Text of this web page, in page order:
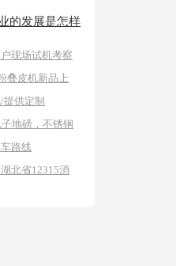
的发展是怎样
现场试机考察
叠皮机新品上
供定制
地磅，不锈钢
5吨电子地磅
路线
北省12315消